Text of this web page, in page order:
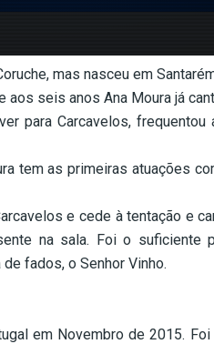
mas nasceu em
seis anos Ana Moura já
para Carcavelos,
tem as primeiras atuações
e cede à tentação e
na sala. Foi o suficiente
fados, o Senhor Vinho.
em Novembro de 2015.